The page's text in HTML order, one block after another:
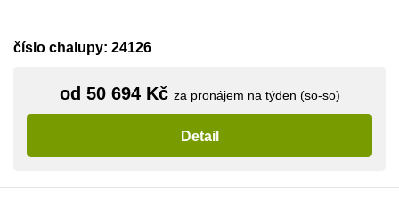
číslo chalupy: 24126
od 50 694 Kč za pronájem na týden (so-so)
Detail